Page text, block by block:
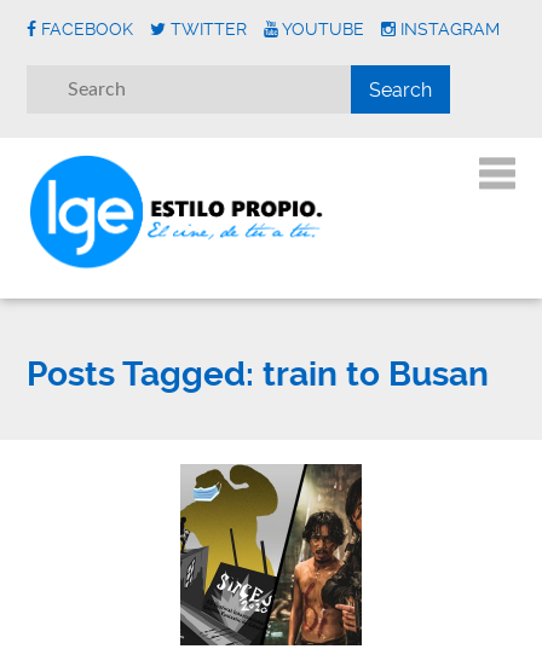
FACEBOOK TWITTER YOUTUBE INSTAGRAM
Posts Tagged: train to Busan